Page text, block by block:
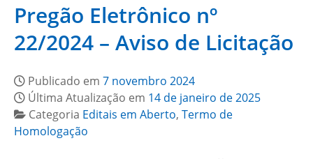
Pregão Eletrônico nº
22/2024 – Aviso de Licitação
Publicado em 7 novembro 2024
Última Atualização em 14 de janeiro de 2025
Categoria Editais em Aberto, Termo de
Homologação